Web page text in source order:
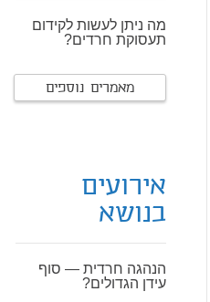
מה ניתן לעשות לקידום
תעסוקת חרדים?
מאמרים נוספים
אירועים
בנושא
הנהגה חרדית — סוף
עידן הגדולים?